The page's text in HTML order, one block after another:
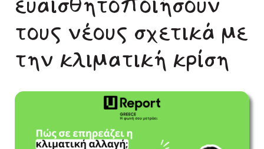
τους νέους σχετικά με
την κλιματική κρίση